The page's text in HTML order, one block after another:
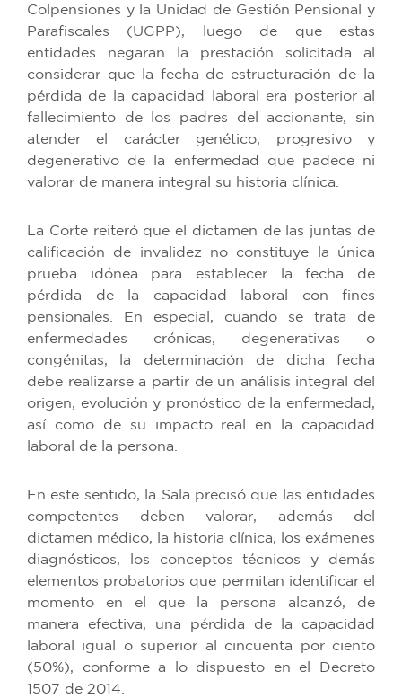
Colpensiones y la Unidad de Gestión Pensional y
Parafiscales (UGPP), luego de que estas
entidades negaran la prestación solicitada al
considerar que la fecha de estructuración de la
pérdida de la capacidad laboral era posterior al
fallecimiento de los padres del accionante, sin
atender el carácter genético, progresivo y
degenerativo de la enfermedad que padece ni
valorar de manera integral su historia clínica.
La Corte reiteró que el dictamen de las juntas de
calificación de invalidez no constituye la única
prueba idónea para establecer la fecha de
pérdida de la capacidad laboral con fines
pensionales. En especial, cuando se trata de
enfermedades crónicas, degenerativas o
congénitas, la determinación de dicha fecha
debe realizarse a partir de un análisis integral del
origen, evolución y pronóstico de la enfermedad,
así como de su impacto real en la capacidad
laboral de la persona.
En este sentido, la Sala precisó que las entidades
competentes deben valorar, además del
dictamen médico, la historia clínica, los exámenes
diagnósticos, los conceptos técnicos y demás
elementos probatorios que permitan identificar el
momento en el que la persona alcanzó, de
manera efectiva, una pérdida de la capacidad
laboral igual o superior al cincuenta por ciento
(50%), conforme a lo dispuesto en el Decreto
1507 de 2014.